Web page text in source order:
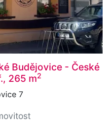
Budějovice - České
265 m2
7